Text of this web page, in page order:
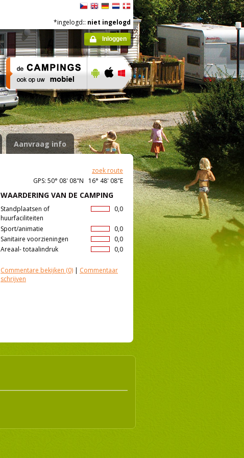
*ingelogd:: niet ingelogd
Inloggen
Aanvraag info
zoek route
GPS: 50° 08' 08"N 16° 48' 08"E
WAARDERING VAN DE CAMPING
0,0
Standplaatsen of
huurfaciliteiten
0,0
Sport/animatie
0,0
Sanitaire voorzieningen
0,0
Areaal- totaalindruk
Commentare bekijken (0) | Commentaar
schrijven